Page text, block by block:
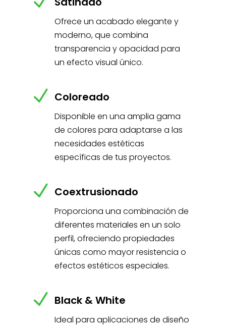
Ofrece un acabado elegante y
moderno, que combina
transparencia y opacidad para
un efecto visual único.
N Coloreado
Disponible en una amplia gama
de colores para adaptarse a las
necesidades estéticas
específicas de tus proyectos.
N Coextrusionado
Proporciona una combinación de
diferentes materiales en un solo
perfil, ofreciendo propiedades
únicas como mayor resistencia o
efectos estéticos especiales.
N Black & White
Ideal para aplicaciones de diseño